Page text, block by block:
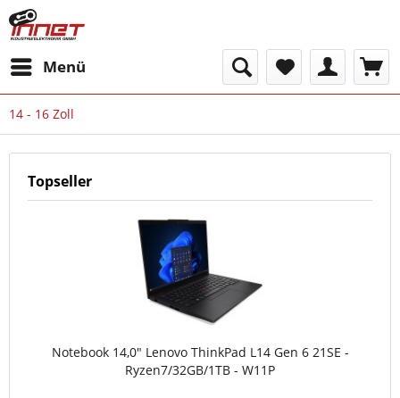
Menü
14 - 16 Zoll
Topseller
Notebook 14,0" Lenovo ThinkPad L14 Gen 6 21SE -
Ryzen7/32GB/1TB - W11P